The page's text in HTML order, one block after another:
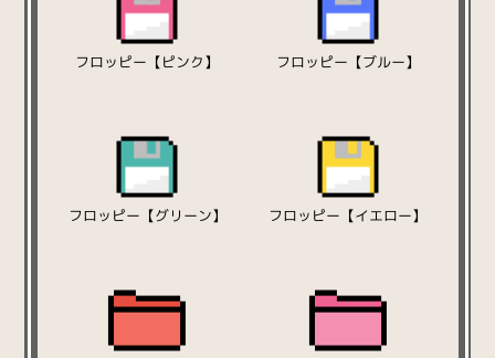
フロッピー【ピンク】 フロッピー【ブルー】
フロッピー【グリーン】 フロッピー【イエロー】